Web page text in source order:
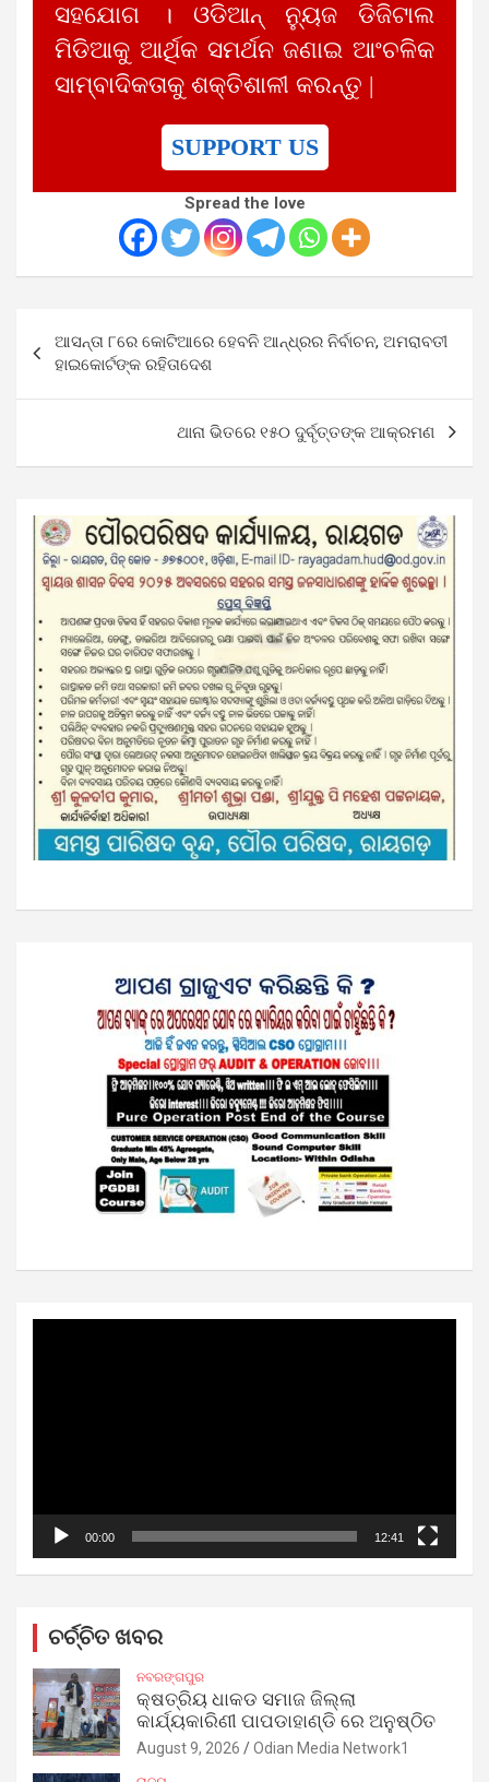
ସହଯୋଗ । ଓଡିଆନ୍ ନ୍ୟୁଜ ଡିଜିଟାଲ
ମିଡିଆକୁ ଆର୍ଥିକ ସମର୍ଥନ ଜଣାଇ ଆଂଚଳିକ
ସାମ୍ବାଦିକତାକୁ ଶକ୍ତିଶାଳୀ କରନ୍ତୁ |
SUPPORT US
Spread the love
navigation
ଆସନ୍ତା ୮ରେ କୋଟିଆରେ ହେବନି ଆନ୍ଧ୍ରର ନିର୍ବାଚନ, ଅମରାବତୀ
ହାଇକୋର୍ଟଙ୍କ ରହିତାଦେଶ
ଥାନା ଭିତରେ ୧୫୦ ଦୁର୍ବୃତ୍ତଙ୍କ ଆକ୍ରମଣ
00:00 12:41
ଚର୍ଚ୍ଚିତ ଖବର
ନବରଙ୍ଗପୁର
କ୍ଷତ୍ରିୟ ଧାକଡ ସମାଜ ଜିଲ୍ଲା
କାର୍ଯ୍ୟକାରିଣୀ ପାପଡାହାଣ୍ଡି ରେ ଅନୁଷ୍ଠିତ
August 9, 2026 Odian Media Network1